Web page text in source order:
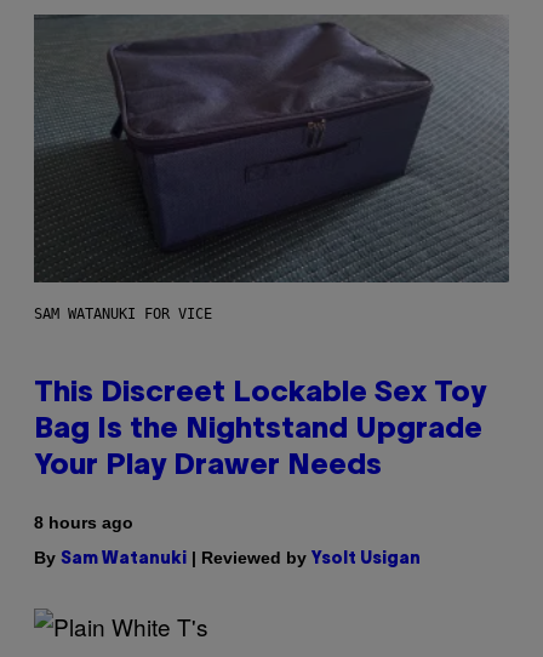
SAM WATANUKI FOR VICE
This Discreet Lockable Sex Toy
Bag Is the Nightstand Upgrade
Your Play Drawer Needs
8 hours ago
By Sam Watanuki | Reviewed by Ysolt Usigan